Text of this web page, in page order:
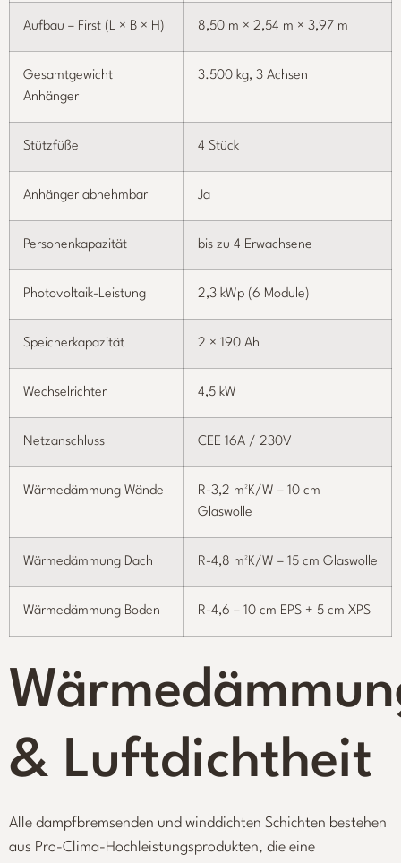
Aufbau – First (L × B × H) 8,50 m × 2,54 m × 3,97 m
Gesamtgewicht
Anhänger
3.500 kg, 3 Achsen
Stützfüße 4 Stück
Anhänger abnehmbar Ja
Personenkapazität bis zu 4 Erwachsene
Photovoltaik-Leistung 2,3 kWp (6 Module)
Speicherkapazität 2 × 190 Ah
Wechselrichter 4,5 kW
Netzanschluss CEE 16A / 230V
Wärmedämmung Wände
R-3,2 m²K/W – 10 cm
Glaswolle
Wärmedämmung Dach R-4,8 m²K/W – 15 cm Glaswolle
Wärmedämmung Boden R-4,6 – 10 cm EPS + 5 cm XPS
& Luftdichtheit
Alle dampfbremsenden und winddichten Schichten bestehen
aus Pro-Clima-Hochleistungsprodukten, die eine